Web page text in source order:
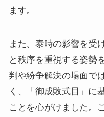
ます。
また、泰時の影響を受
と秩序を重視する姿勢
判や紛争解決の場面で
く、「御成敗式目」に
ことを心がけました。